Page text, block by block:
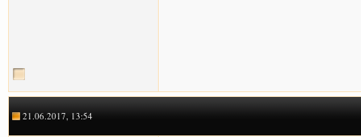
21.06.2017, 13:54